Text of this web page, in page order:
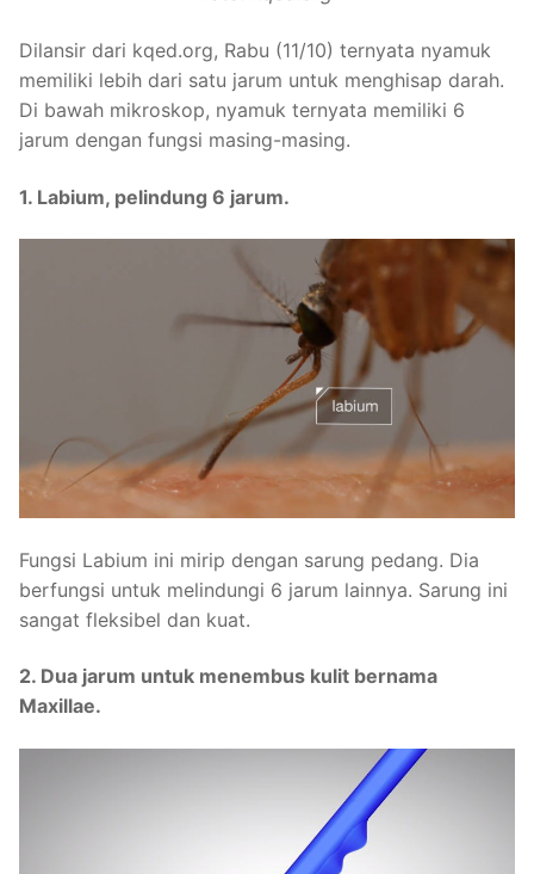
Dilansir dari kqed.org, Rabu (11/10) ternyata nyamuk
memiliki lebih dari satu jarum untuk menghisap darah.
Di bawah mikroskop, nyamuk ternyata memiliki 6
jarum dengan fungsi masing-masing.
1. Labium, pelindung 6 jarum.
Fungsi Labium ini mirip dengan sarung pedang. Dia
berfungsi untuk melindungi 6 jarum lainnya. Sarung ini
sangat fleksibel dan kuat.
2. Dua jarum untuk menembus kulit bernama
Maxillae.